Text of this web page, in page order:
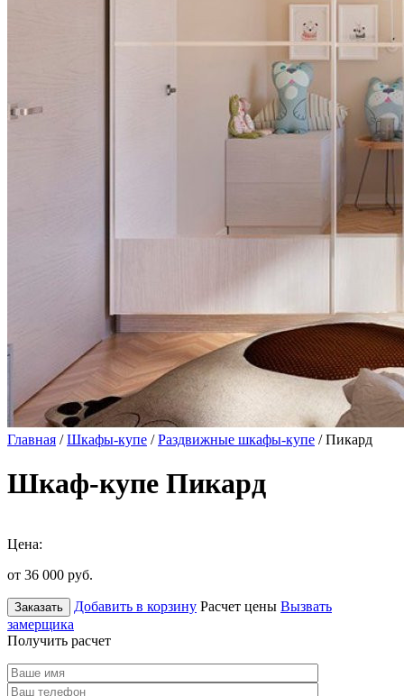
Главная /Шкафы-купе /Раздвижные шкафы-купе / Пикард
Шкаф-купе Пикард
Цена:
от 36 000 руб.
Заказать Добавить в корзину Расчет цены Вызвать
замерщика
Получить расчет